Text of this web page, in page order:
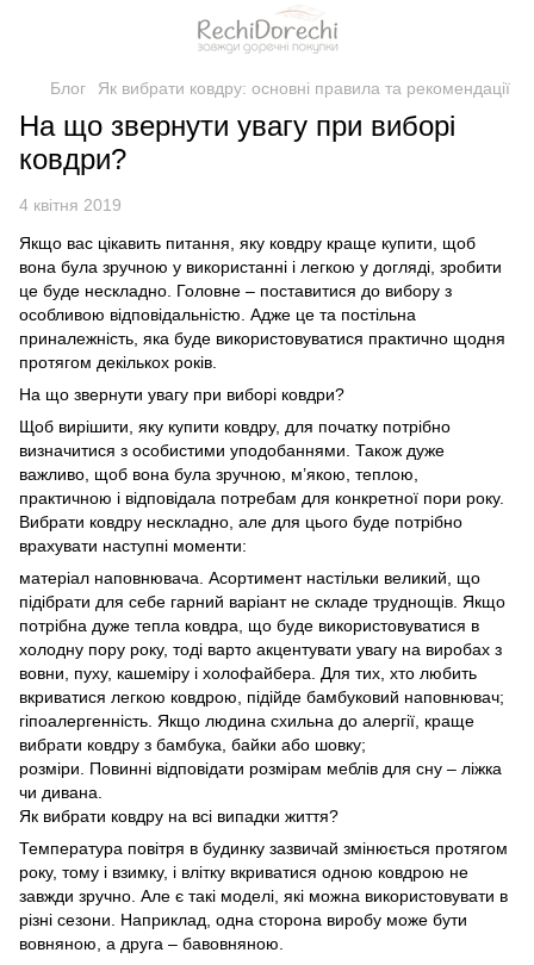
Блог Як вибрати ковдру: основні правила та рекомендації
На що звернути увагу при виборі
ковдри?
4 квітня 2019
Якщо вас цікавить питання, яку ковдру краще купити, щоб
вона була зручною у використанні і легкою у догляді, зробити
це буде нескладно. Головне – поставитися до вибору з
особливою відповідальністю. Адже це та постільна
приналежність, яка буде використовуватися практично щодня
протягом декількох років.
На що звернути увагу при виборі ковдри?
Щоб вирішити, яку купити ковдру, для початку потрібно
визначитися з особистими уподобаннями. Також дуже
важливо, щоб вона була зручною, м’якою, теплою,
практичною і відповідала потребам для конкретної пори року.
Вибрати ковдру нескладно, але для цього буде потрібно
врахувати наступні моменти:
матеріал наповнювача. Асортимент настільки великий, що
підібрати для себе гарний варіант не складе труднощів. Якщо
потрібна дуже тепла ковдра, що буде використовуватися в
холодну пору року, тоді варто акцентувати увагу на виробах з
вовни, пуху, кашеміру і холофайбера. Для тих, хто любить
вкриватися легкою ковдрою, підійде бамбуковий наповнювач;
гіпоалергенність. Якщо людина схильна до алергії, краще
вибрати ковдру з бамбука, байки або шовку;
розміри. Повинні відповідати розмірам меблів для сну – ліжка
чи дивана.
Як вибрати ковдру на всі випадки життя?
Температура повітря в будинку зазвичай змінюється протягом
року, тому і взимку, і влітку вкриватися одною ковдрою не
завжди зручно. Але є такі моделі, які можна використовувати в
різні сезони. Наприклад, одна сторона виробу може бути
вовняною, а друга – бавовняною.